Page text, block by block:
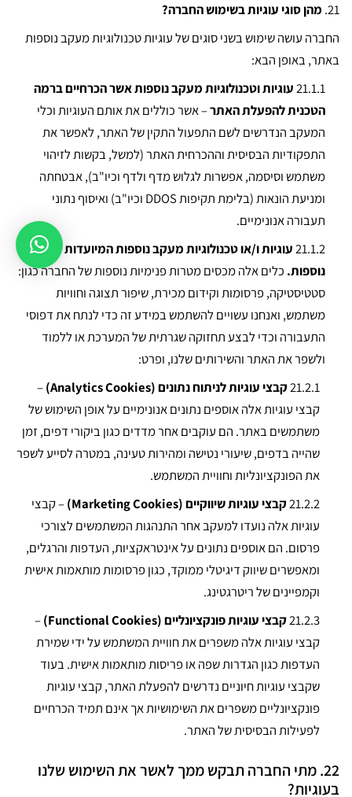
21. מהן סוגי עוגיות בשימוש החברה?
החברה עושה שימוש בשני סוגים של עוגיות טכנולוגיות מעקב נוספות
באתר, באופן הבא:
21.1.1עוגיות וטכנולוגיות מעקב נוספות אשר הכרחיים ברמה
הטכנית להפעלת האתר– אשר כוללים את אותם העוגיות וכלי
המעקב הנדרשים לשם התפעול התקין של האתר, לאפשר את
התפקודיות הבסיסית וההכרחית האתר (למשל, בקשות לזיהוי
משתמש וסיסמה, אפשרות לגלוש מדף ולדף וכיו"ב), אבטחתה
ומניעת הונאות (בלימת תקיפות DDOS וכיו"ב) ואיסוף נתוני
תעבורה אנונימיים.
21.1.2עוגיות ו/או טכנולוגיות מעקב נוספות המיועדות למטרות
נוספות. כלים אלה מכסים מטרות פנימיות נוספות של החברה כגון:
סטטיסטיקה, פרסומות וקידום מכירת, שיפור תצוגה וחוויות
משתמש, ואנחנו עשויים להשתמש במידע זה כדי לנתח את דפוסי
התעבורה וכדי לבצע תחזוקה שגרתית של המערכת או ללמוד
ולשפר את האתר והשירותים שלנו, ופרט:
21.2.1קבצי עוגיות לניתוח נתונים (Analytics Cookies)
–
קבצי עוגיות אלה אוספים נתונים אנונימיים על אופן השימוש של
משתמשים באתר. הם עוקבים אחר מדדים כגון ביקורי דפים, זמן
שהייה בדפים, שיעורי נטישה ומהירות טעינה, במטרה לסייע לשפר
את הפונקציונליות וחוויית המשתמש.
21.2.2קבצי עוגיות שיווקיים (Marketing Cookies)
– קבצי
עוגיות אלה נועדו למעקב אחר התנהגות המשתמשים לצורכי
פרסום. הם אוספים נתונים על אינטראקציות, העדפות והרגלים,
ומאפשרים שיווק דיגיטלי ממוקד, כגון פרסומות מותאמות אישית
וקמפיינים של ריטרגטינג.
21.2.3קבצי עוגיות פונקציונליים (Functional Cookies)
–
קבצי עוגיות אלה משפרים את חוויית המשתמש על ידי שמירת
העדפות כגון הגדרות שפה או פריסות מותאמות אישית. בעוד
שקבצי עוגיות חיוניים נדרשים להפעלת האתר, קבצי עוגיות
פונקציונליים משפרים את השימושיות אך אינם תמיד הכרחיים
לפעילות הבסיסית של האתר.
22. מתי החברה תבקש ממך לאשר את השימוש שלנו
בעוגיות?